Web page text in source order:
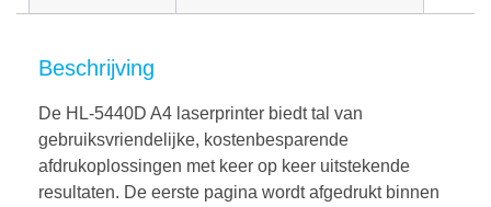
Beschrijving
De HL-5440D A4 laserprinter biedt tal van
gebruiksvriendelijke, kostenbesparende
afdrukoplossingen met keer op keer uitstekende
resultaten. De eerste pagina wordt afgedrukt binnen